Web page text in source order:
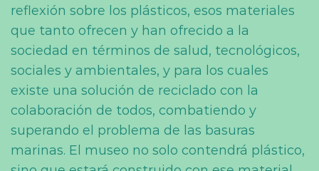
reflexión sobre los plásticos, esos materiales
que tanto ofrecen y han ofrecido a la
sociedad en términos de salud, tecnológicos,
sociales y ambientales, y para los cuales
existe una solución de reciclado con la
colaboración de todos, combatiendo y
superando el problema de las basuras
marinas. El museo no solo contendrá plástico,